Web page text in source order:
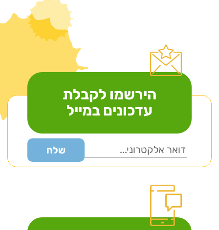
הירשמו לקבלת
עדכונים במייל